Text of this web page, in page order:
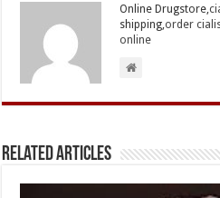
Online Drugstore,
shipping,order
online
Related Articles